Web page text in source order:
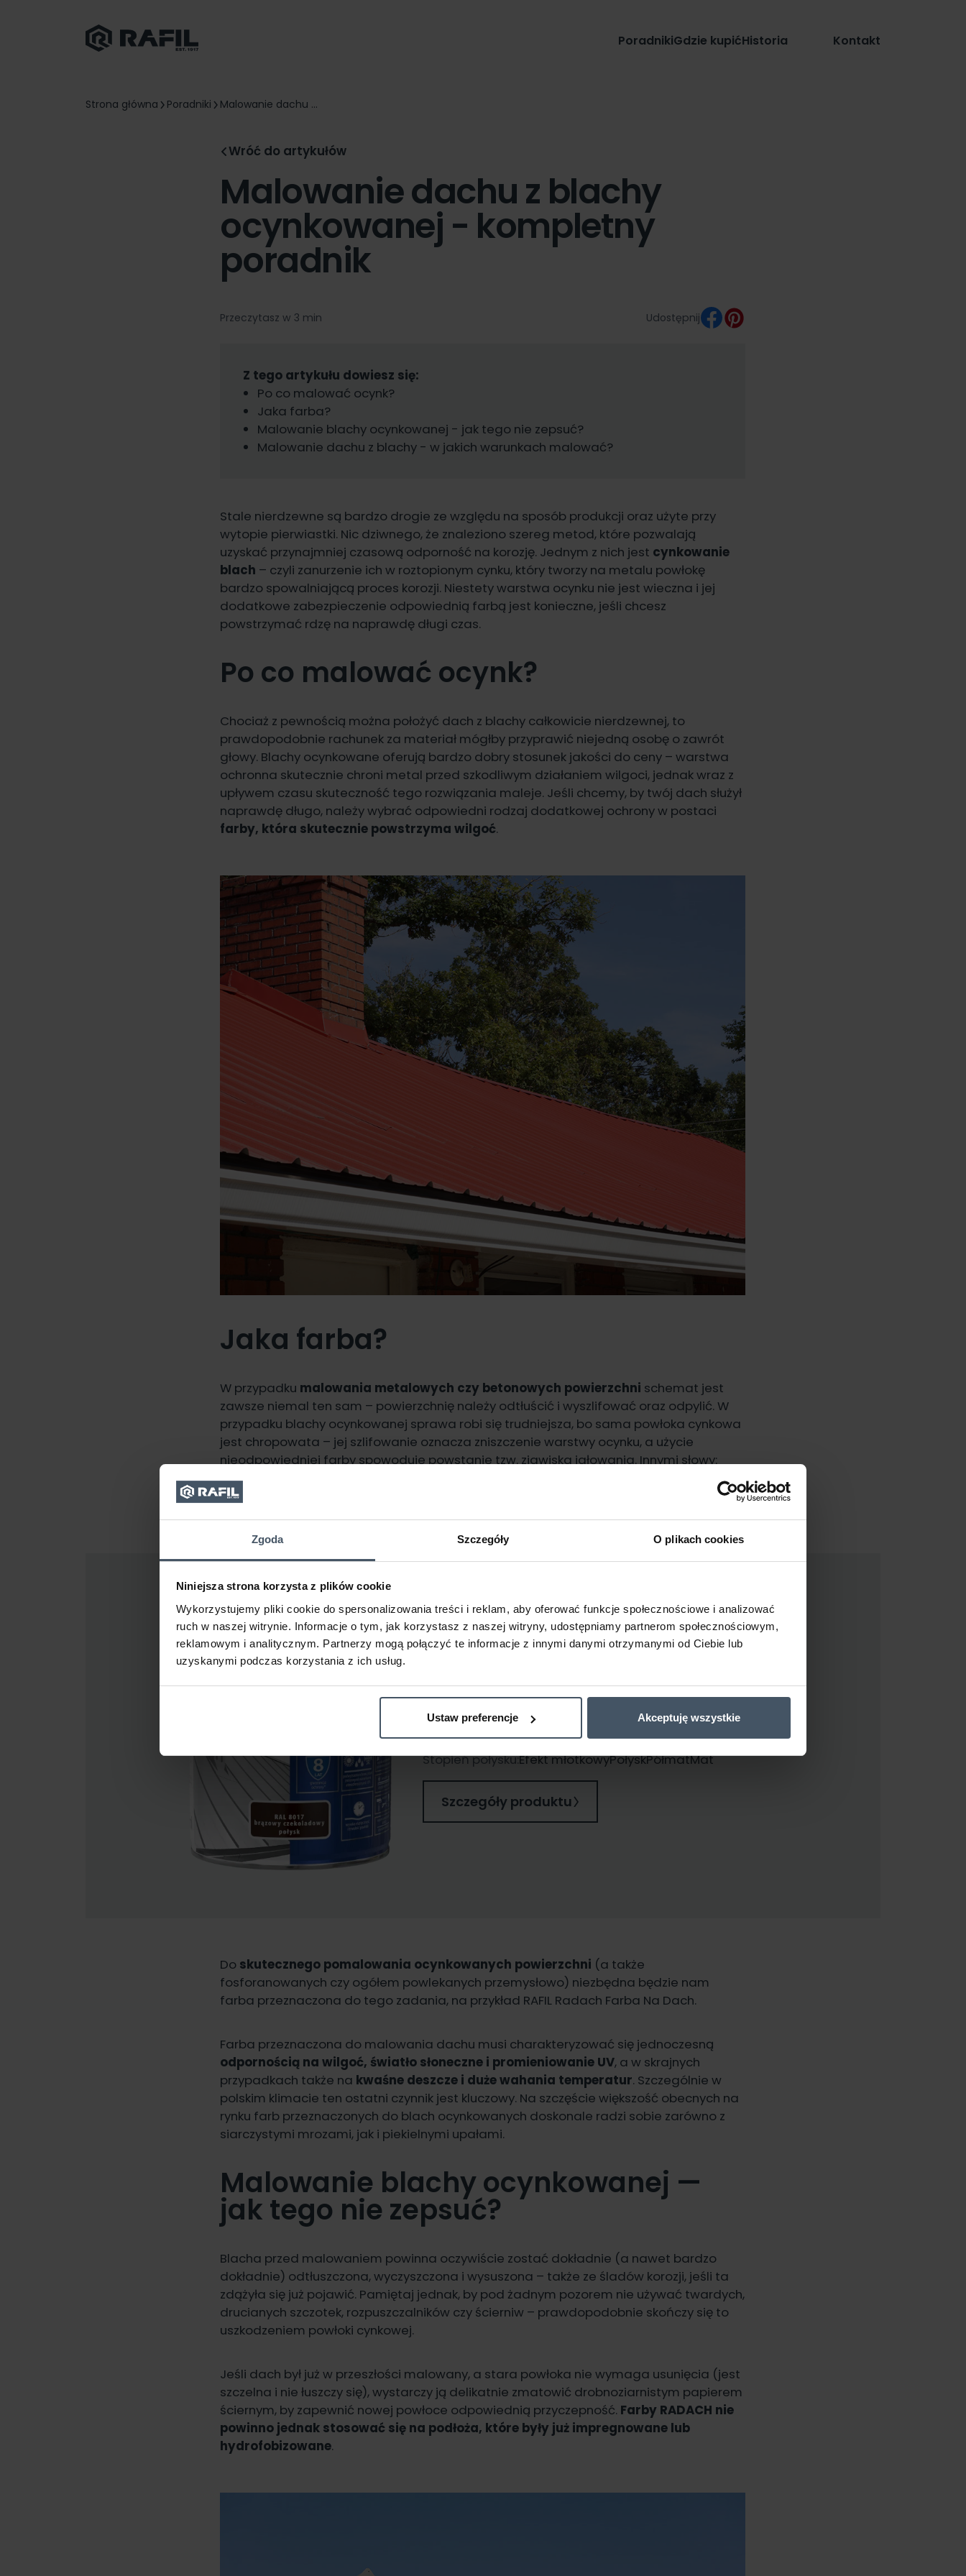
Zgoda Szczegóły O plikach cookies
Niniejsza strona korzysta z plików cookie
Wykorzystujemy pliki cookie do spersonalizowania treści i reklam, aby oferować funkcje społecznościowe i analizować
ruch w naszej witrynie. Informacje o tym, jak korzystasz z naszej witryny, udostępniamy partnerom społecznościowym,
reklamowym i analitycznym. Partnerzy mogą połączyć te informacje z innymi danymi otrzymanymi od Ciebie lub
uzyskanymi podczas korzystania z ich usług.
Ustaw preferencje Akceptuję wszystkie
PoradnikiGdzie kupićHistoria Kontakt
Strona główna Poradniki Malowanie dachu ...
Wróć do artykułów
Malowanie dachu z blachy
ocynkowanej - kompletny
poradnik
Przeczytasz w 3 min Udostępnij
Z tego artykułu dowiesz się:
Po co malować ocynk?
Jaka farba?
Malowanie blachy ocynkowanej - jak tego nie zepsuć?
Malowanie dachu z blachy - w jakich warunkach malować?
Stale nierdzewne są bardzo drogie ze względu na sposób produkcji oraz użyte przy
wytopie pierwiastki. Nic dziwnego, że znaleziono szereg metod, które pozwalają
uzyskać przynajmniej czasową odporność na korozję. Jednym z nich jest cynkowanie
blach – czyli zanurzenie ich w roztopionym cynku, który tworzy na metalu powłokę
bardzo spowalniającą proces korozji. Niestety warstwa ocynku nie jest wieczna i jej
dodatkowe zabezpieczenie odpowiednią farbą jest konieczne, jeśli chcesz
powstrzymać rdzę na naprawdę długi czas.
Po co malować ocynk?
Chociaż z pewnością można położyć dach z blachy całkowicie nierdzewnej, to
prawdopodobnie rachunek za materiał mógłby przyprawić niejedną osobę o zawrót
głowy. Blachy ocynkowane oferują bardzo dobry stosunek jakości do ceny – warstwa
ochronna skutecznie chroni metal przed szkodliwym działaniem wilgoci, jednak wraz z
upływem czasu skuteczność tego rozwiązania maleje. Jeśli chcemy, by twój dach służył
naprawdę długo, należy wybrać odpowiedni rodzaj dodatkowej ochrony w postaci
farby, która skutecznie powstrzyma wilgoć.
Jaka farba?
W przypadku malowania metalowych czy betonowych powierzchni schemat jest
zawsze niemal ten sam – powierzchnię należy odtłuścić i wyszlifować oraz odpylić. W
przypadku blachy ocynkowanej sprawa robi się trudniejsza, bo sama powłoka cynkowa
jest chropowata – jej szlifowanie oznacza zniszczenie warstwy ocynku, a użycie
nieodpowiedniej farby spowoduje powstanie tzw. zjawiska igłowania. Innymi słowy:
chropowata powierzchnia sprawi, że naniesiona powłoka będzie nieszczelna, a tym
samym bezużyteczna.
RAFIL Radach farba na
dach
Wydajność:do 12m2/ L
Stopień połysku:Efekt młotkowyPołyskPółmatMat
Szczegóły produktu
Do skutecznego pomalowania ocynkowanych powierzchni (a także
fosforanowanych czy ogółem powlekanych przemysłowo) niezbędna będzie nam
farba przeznaczona do tego zadania, na przykład RAFIL Radach Farba Na Dach.
Farba przeznaczona do malowania dachu musi charakteryzować się jednoczesną
odpornością na wilgoć, światło słoneczne i promieniowanie UV, a w skrajnych
przypadkach także na kwaśne deszcze i duże wahania temperatur. Szczególnie w
polskim klimacie ten ostatni czynnik jest kluczowy. Na szczęście większość obecnych na
rynku farb przeznaczonych do blach ocynkowanych doskonale radzi sobie zarówno z
siarczystymi mrozami, jak i piekielnymi upałami.
Malowanie blachy ocynkowanej —
jak tego nie zepsuć?
Blacha przed malowaniem powinna oczywiście zostać dokładnie (a nawet bardzo
dokładnie) odtłuszczona, wyczyszczona i wysuszona – także ze śladów korozji, jeśli ta
zdążyła się już pojawić. Pamiętaj jednak, by pod żadnym pozorem nie używać twardych,
drucianych szczotek, rozpuszczalników czy ścierniw – prawdopodobnie skończy się to
uszkodzeniem powłoki cynkowej.
Jeśli dach był już w przeszłości malowany, a stara powłoka nie wymaga usunięcia (jest
szczelna i nie łuszczy się), wystarczy ją delikatnie zmatowić drobnoziarnistym papierem
ściernym, by zapewnić nowej powłoce odpowiednią przyczepność. Farby RADACH nie
powinno jednak stosować się na podłoża, które były już impregnowane lub
hydrofobizowane.